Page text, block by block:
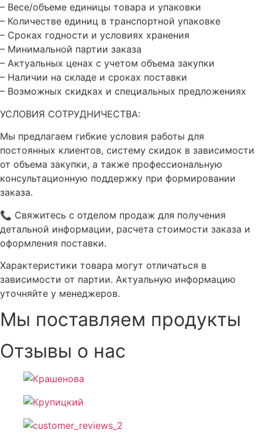
– Весе/объеме единицы товара и упаковки
– Количестве единиц в транспортной упаковке
– Сроках годности и условиях хранения
– Минимальной партии заказа
– Актуальных ценах с учетом объема закупки
– Наличии на складе и сроках поставки
– Возможных скидках и специальных предложениях
УСЛОВИЯ СОТРУДНИЧЕСТВА:
Мы предлагаем гибкие условия работы для
постоянных клиентов, систему скидок в зависимости
от объема закупки, а также профессиональную
консультационную поддержку при формировании
заказа.
📞 Свяжитесь с отделом продаж для получения
детальной информации, расчета стоимости заказа и
оформления поставки.
Характеристики товара могут отличаться в
зависимости от партии. Актуальную информацию
уточняйте у менеджеров.
Мы поставляем продукты
Отзывы о нас